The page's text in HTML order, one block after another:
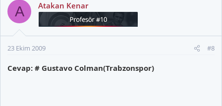
A Atakan Kenar
23 Ekim 2009 #8
Cevap: # Gustavo Colman(Trabzonspor)